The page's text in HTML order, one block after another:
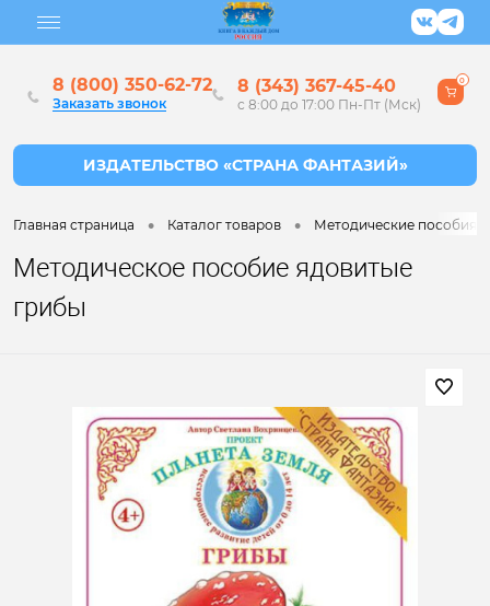
8 (800) 350-62-72
Заказать звонок
8 (343) 367-45-40
с 8:00 до 17:00 Пн-Пт (Мск)
0
Главная страница • Каталог товаров • Методические пособия
Методическое пособие ядовитые
грибы